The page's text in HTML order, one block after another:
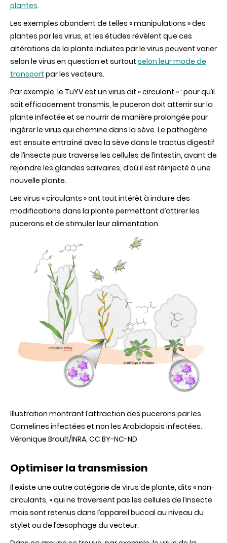
plantes.
Les exemples abondent de telles « manipulations » des
plantes par les virus, et les études révèlent que ces
altérations de la plante induites par le virus peuvent varier
selon le virus en question et surtout selon leur mode de
transport par les vecteurs.
Par exemple, le TuYV est un virus dit « circulant » : pour qu’il
soit efficacement transmis, le puceron doit atterrir sur la
plante infectée et se nourrir de manière prolongée pour
ingérer le virus qui chemine dans la sève. Le pathogène
est ensuite entraîné avec la sève dans le tractus digestif
de l’insecte puis traverse les cellules de l’intestin, avant de
rejoindre les glandes salivaires, d’où il est réinjecté à une
nouvelle plante.
Les virus « circulants » ont tout intérêt à induire des
modifications dans la plante permettant d’attirer les
pucerons et de stimuler leur alimentation.
Illustration montrant l’attraction des pucerons par les
Camelines infectées et non les Arabidopsis infectées.
Véronique Brault/INRA, CC BY-NC-ND
Optimiser la transmission
Il existe une autre catégorie de virus de plante, dits « non-
circulants, » qui ne traversent pas les cellules de l’insecte
mais sont retenus dans l’appareil buccal au niveau du
stylet ou de l’œsophage du vecteur.